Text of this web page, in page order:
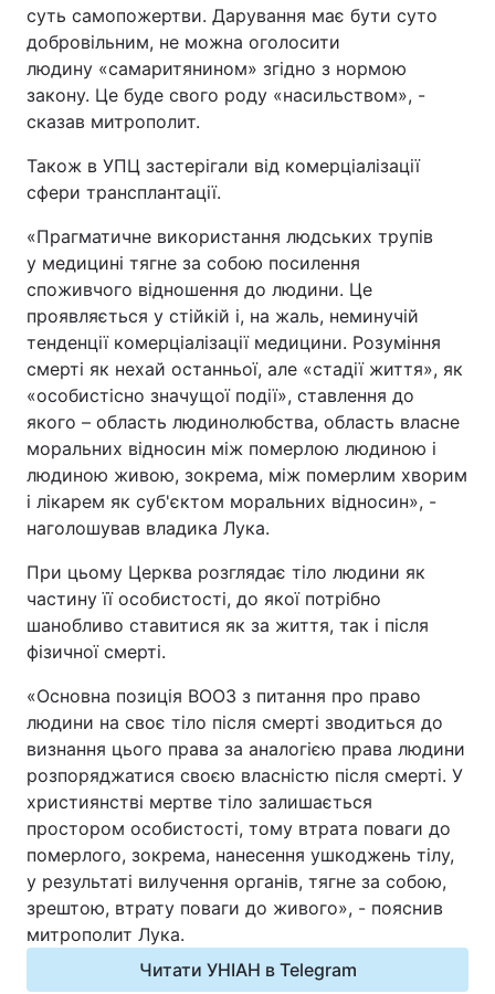
суть самопожертви. Дарування має бути суто
добровільним, не можна оголосити
людину «самаритянином» згідно з нормою
закону. Це буде свого роду «насильством», -
сказав митрополит.
Також в УПЦ застерігали від комерціалізації
сфери трансплантації.
«Прагматичне використання людських трупів
у медицині тягне за собою посилення
споживчого відношення до людини. Це
проявляється у стійкій і, на жаль, неминучій
тенденції комерціалізації медицини. Розуміння
смерті як нехай останньої, але «стадії життя», як
«особистісно значущої події», ставлення до
якого – область людинолюбства, область власне
моральних відносин між померлою людиною і
людиною живою, зокрема, між померлим хворим
і лікарем як суб'єктом моральних відносин», -
наголошував владика Лука.
При цьому Церква розглядає тіло людини як
частину її особистості, до якої потрібно
шанобливо ставитися як за життя, так і після
фізичної смерті.
«Основна позиція ВООЗ з питання про право
людини на своє тіло після смерті зводиться до
визнання цього права за аналогією права людини
розпоряджатися своєю власністю після смерті. У
християнстві мертве тіло залишається
простором особистості, тому втрата поваги до
померлого, зокрема, нанесення ушкоджень тілу,
у результаті вилучення органів, тягне за собою,
зрештою, втрату поваги до живого», - пояснив
митрополит Лука.
Читати УНІАН в Telegram